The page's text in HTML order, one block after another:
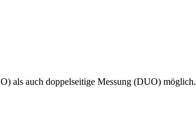
als auch doppelseitige Messung (DUO) möglich.